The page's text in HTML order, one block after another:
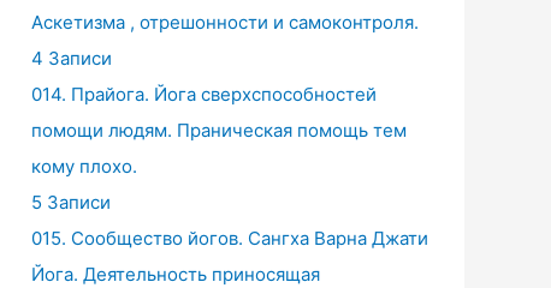
Аскетизма , отрешонности и самоконтроля.
4 Записи
014. Прайога. Йога сверхспособностей
помощи людям. Праническая помощь тем
кому плохо.
5 Записи
015. Сообщество йогов. Сангха Варна Джати
Йога. Деятельность приносящая